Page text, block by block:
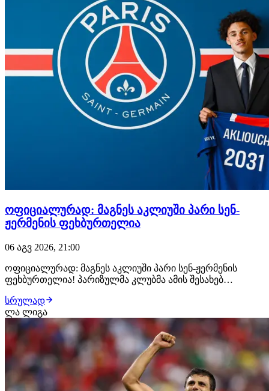
ოფიციალურად: მაგნეს აკლიუში პარი სენ-
ჟერმენის ფეხბურთელია
06 აგვ 2026, 21:00
ოფიციალურად: მაგნეს აკლიუში პარი სენ-ჟერმენის
ფეხბურთელია! პარიზულმა კლუბმა ამის შესახებ
ფრანგმა ვინგერმა პარი სენ-ჟერმენთან კონტრაქტი 2031
წლამდე გააფორმა, მხარეებს შორის კი €50 მილიონიანი
გარიგება შედგა. მაგნეს აკლიუში მონაკოს აკადე…
სრულად
ლა ლიგა